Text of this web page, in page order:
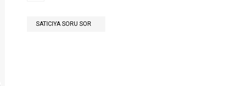
SATICIYA SORU SOR